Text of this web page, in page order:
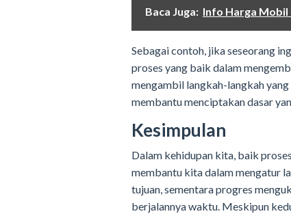
Baca Juga: Info Harga Mobil
Sebagai contoh, jika seseorang
proses yang baik dalam
mengambil langkah-langkah
membantu menciptakan dasar
Kesimpulan
Dalam kehidupan kita, baik
membantu kita dalam mengatur
tujuan, sementara progres
berjalannya waktu. Meskipun